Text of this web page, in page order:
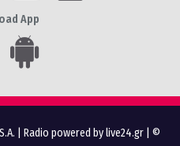
App
Radio powered by live24.gr | ©